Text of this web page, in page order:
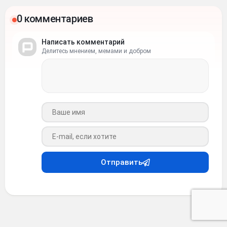
0 комментариев
Написать комментарий
Делитесь мнением, мемами и добром
Ваше имя
Ваш e-mail
Отправить